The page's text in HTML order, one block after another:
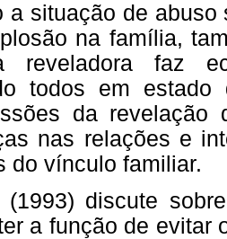
a situação de
na família,
reveladora faz
todos em estado
da revelação
nas relações e
do vínculo familiar.
(1993) discute
a função de evitar